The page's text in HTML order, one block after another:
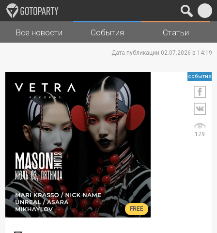
Города Музыка
Все новости События Статьи
Дата публикации 02.07.2026 в 14:19
FREE
событие
129